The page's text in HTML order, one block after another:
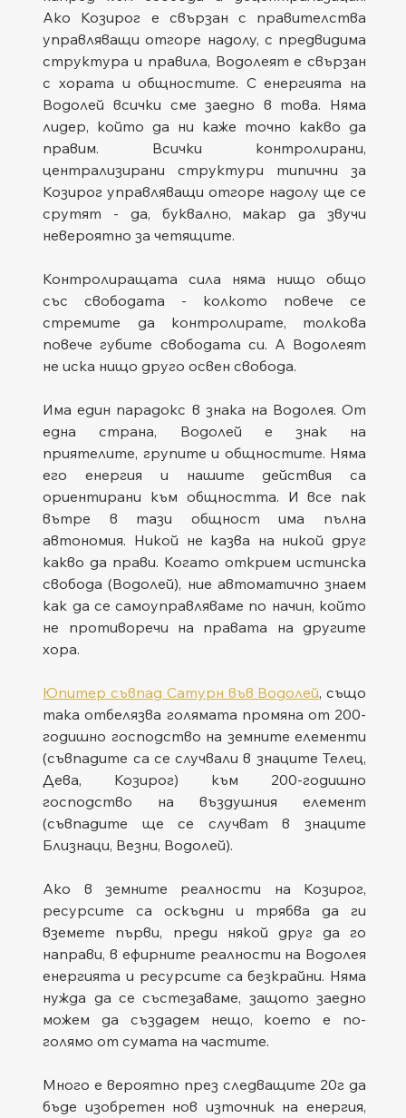
Ако Козирог е свързан с правителства
управляващи отгоре надолу, с предвидима
структура и правила, Водолеят е свързан
с хората и общностите. С енергията на
Водолей всички сме заедно в това. Няма
лидер, който да ни каже точно какво да
правим. Всички контролирани,
централизирани структури типични за
Козирог управляващи отгоре надолу ще се
срутят - да, буквално, макар да звучи
невероятно за четящите.
Контролиращата сила няма нищо общо
със свободата - колкото повече се
стремите да контролирате, толкова
повече губите свободата си. А Водолеят
не иска нищо друго освен свобода.
Има един парадокс в знака на Водолея. От
една страна, Водолей е знак на
приятелите, групите и общностите. Няма
его енергия и нашите действия са
ориентирани към общността. И все пак
вътре в тази общност има пълна
автономия. Никой не казва на никой друг
какво да прави. Когато открием истинска
свобода (Водолей), ние автоматично знаем
как да се самоуправляваме по начин, който
не противоречи на правата на другите
хора.
Юпитер съвпад Сатурн във Водолей, също
така отбелязва голямата промяна от 200-
годишно господство на земните елементи
(съвпадите са се случвали в знаците Телец,
Дева, Козирог) към 200-годишно
господство на въздушния елемент
(съвпадите ще се случват в знаците
Близнаци, Везни, Водолей).
Ако в земните реалности на Козирог,
ресурсите са оскъдни и трябва да ги
вземете първи, преди някой друг да го
направи, в ефирните реалности на Водолея
енергията и ресурсите са безкрайни. Няма
нужда да се състезаваме, защото заедно
можем да създадем нещо, което е по-
голямо от сумата на частите.
Много е вероятно през следващите 20г да
бъде изобретен нов източник на енергия,